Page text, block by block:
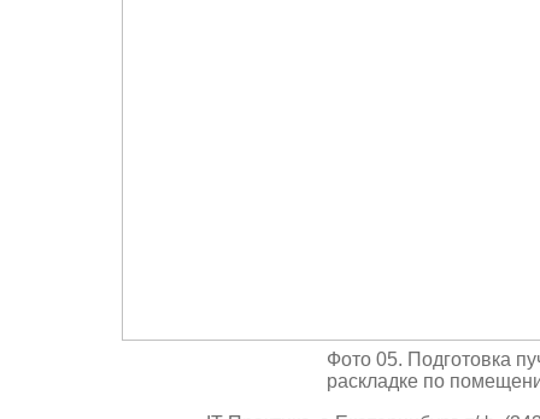
Фото 05. Подготовка
раскладке по